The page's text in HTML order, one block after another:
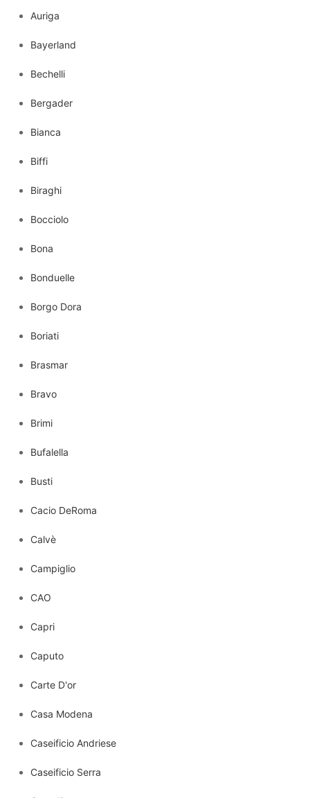
Auriga
Bayerland
Bechelli
Bergader
Bianca
Biffi
Biraghi
Bocciolo
Bona
Bonduelle
Borgo Dora
Boriati
Brasmar
Bravo
Brimi
Bufalella
Busti
Cacio DeRoma
Calvè
Campiglio
CAO
Capri
Caputo
Carte D'or
Casa Modena
Caseificio Andriese
Caseificio Serra